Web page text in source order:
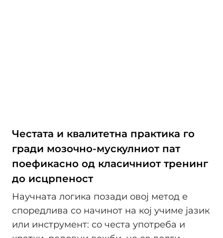
Честата и квалитетна практика го
гради мозочно-мускулниот пат
поефикасно од класичниот тренинг
до исцрпеност
Научната логика позади овој метод е
споредлива со начинот на кој учиме јазик
или инструмент: со честа употреба и